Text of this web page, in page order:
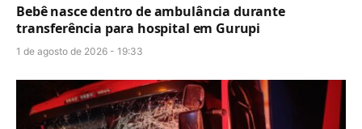
Bebê nasce dentro de ambulância durante
transferência para hospital em Gurupi
1 de agosto de 2026 - 19:33